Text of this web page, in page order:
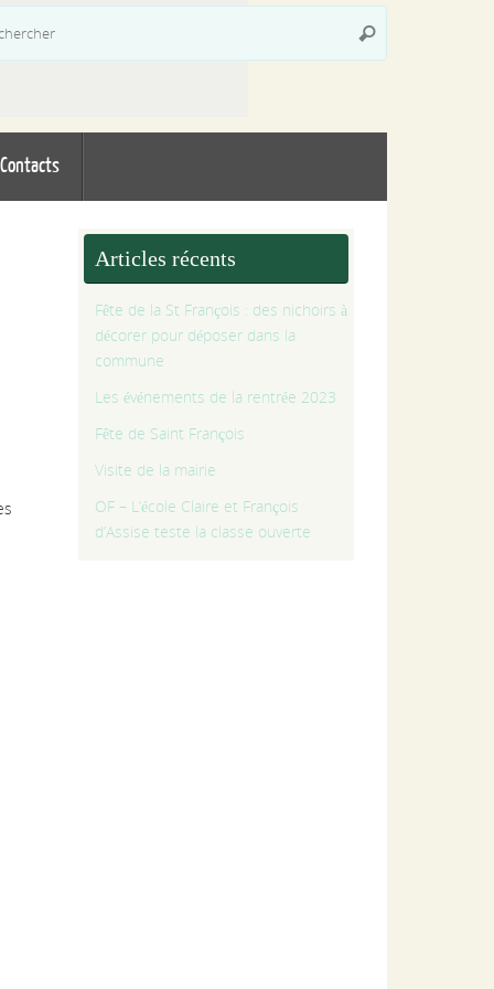
Rechercher
Contacts
Articles récents
Fête de la St François : des nichoirs à
décorer pour déposer dans la
commune
Les événements de la rentrée 2023
Fête de Saint François
Visite de la mairie
OF – L’école Claire et François
d’Assise teste la classe ouverte